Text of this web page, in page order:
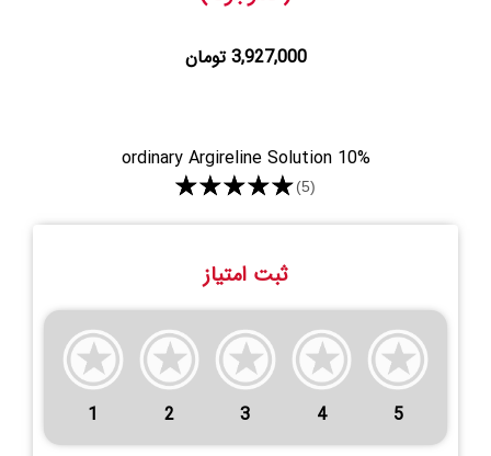
3,927,000 تومان
ordinary Argireline Solution 10%
★★★★★(5)
ثبت امتیاز
1 2 3 4 5